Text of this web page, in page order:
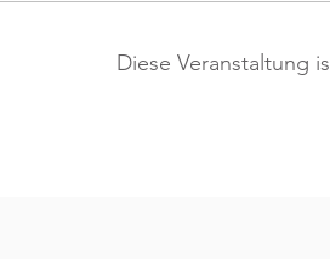
Diese Veranstaltung